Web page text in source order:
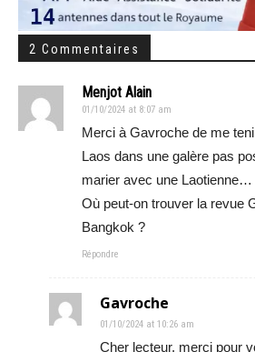
2 Commentaires
Menjot Alain
01/10/2024 at 8:07 am
Merci à Gavroche de me
Laos dans une galère pas
marier avec une Laotienne…
Où peut-on trouver la revue
Bangkok ?
Répondre
Gavroche
01/10/2024 at 10:26 am
Cher lecteur, merci pour